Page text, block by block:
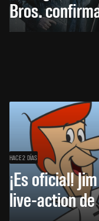
Bros.
HACE 2 DÍAS
¡Es oficial!
live-action